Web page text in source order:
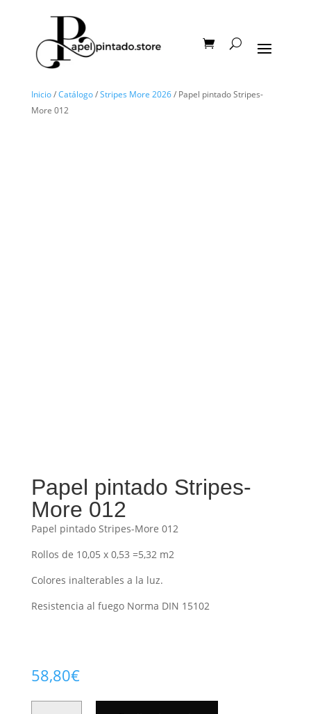
Inicio/Catálogo/Stripes More 2026/ Papel pintado Stripes-
More 012
Papel pintado Stripes-
More 012
Papel pintado Stripes-More 012
Rollos de 10,05 x 0,53 =5,32 m2
Colores inalterables a la luz.
Resistencia al fuego Norma DIN 15102
58,80€